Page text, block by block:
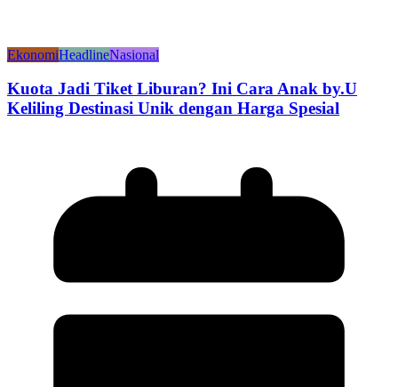
EkonomiHeadlineNasional
Kuota Jadi Tiket Liburan? Ini Cara Anak by.U
Keliling Destinasi Unik dengan Harga Spesial